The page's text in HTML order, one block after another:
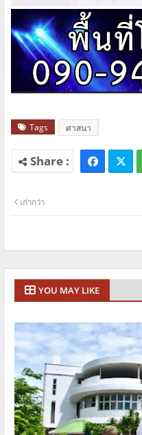
Tags ศาสนา
เก่ากว่า
YOU MAY LIKE